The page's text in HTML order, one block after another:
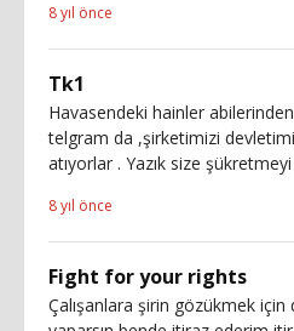
8 yıl önce
Tk1
Havasendeki hainler abilerinden
telgram da ,şirketimizi
atıyorlar . Yazık size
8 yıl önce
Fight for your rights
Çalışanlara şirin gözükmek için